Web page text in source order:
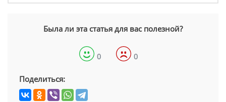
Была ли эта статья для вас полезной?
0 0
Поделиться: